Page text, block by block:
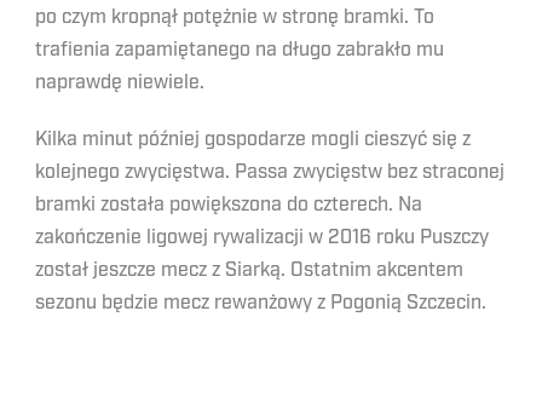
po czym kropnął potężnie w stronę bramki. To
trafienia zapamiętanego na długo zabrakło mu
naprawdę niewiele.
Kilka minut później gospodarze mogli cieszyć się z
kolejnego zwycięstwa. Passa zwycięstw bez straconej
bramki została powiększona do czterech. Na
zakończenie ligowej rywalizacji w 2016 roku Puszczy
został jeszcze mecz z Siarką. Ostatnim akcentem
sezonu będzie mecz rewanżowy z Pogonią Szczecin.